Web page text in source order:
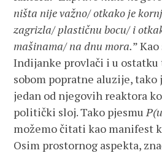
ništa nije važno/ otkako je
zagrizla/ plastičnu bocu/ i
mašinama/ na dnu mora.”
Indijanke provlači i u ostatku
sobom popratne aluzije,
jedan od njegovih reaktora
politički sloj. Tako pjesmu
možemo čitati kao manifest
Osim prostornog aspekta,